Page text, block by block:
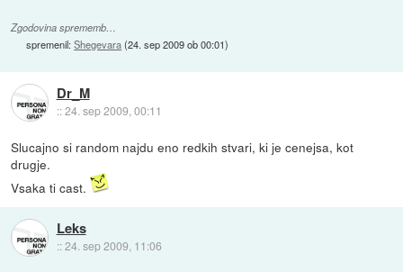
Zgodovina sprememb…
spremenil:Shegevara(24. sep 2009 ob 00:01)
Dr_M
::24. sep 2009, 00:11
Slucajno si random najdu eno redkih stvari, ki je cenejsa, kot
drugje.
Vsaka ti cast.
Leks
::24. sep 2009, 11:06